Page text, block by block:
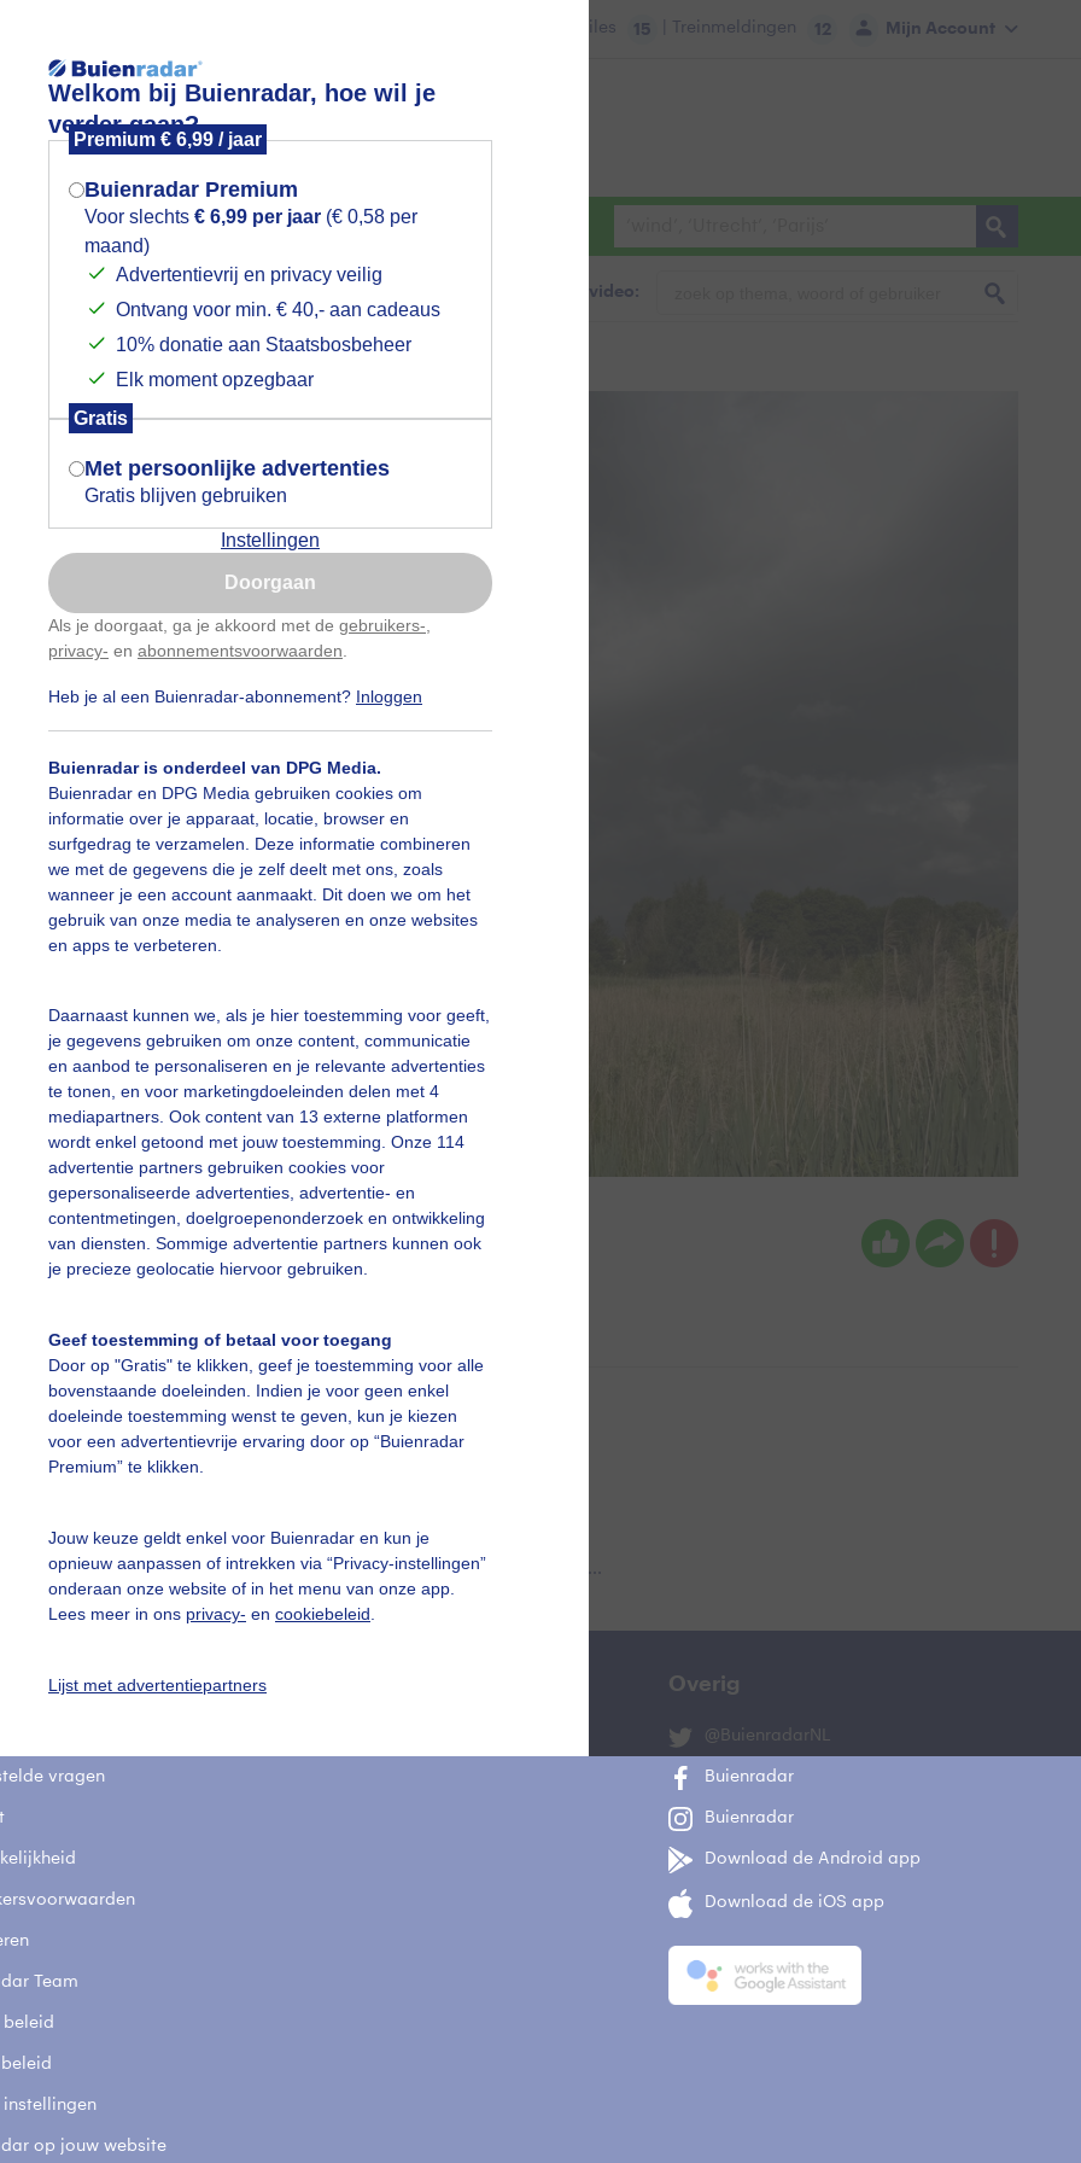
Welkom bij Buienradar, hoe wil je
verder gaan?
Premium € 6,99 / jaar
Buienradar Premium
Voor slechts € 6,99 per jaar (€ 0,58 per
maand)
Advertentievrij en privacy veilig
Ontvang voor min. € 40,- aan cadeaus
10% donatie aan Staatsbosbeheer
Elk moment opzegbaar
Gratis
Met persoonlijke advertenties
Gratis blijven gebruiken
Instellingen
Doorgaan
Als je doorgaat, ga je akkoord met de gebruikers-
privacy- en abonnementsvoorwaarden
Heb je al een Buienradar-abonnement? Inloggen
Buienradar is onderdeel van DPG Media.
Buienradar en DPG Media gebruiken cookies om
informatie over je apparaat, locatie, browser en
surfgedrag te verzamelen. Deze informatie combineren
we met de gegevens die je zelf deelt met ons, zoals
wanneer je een account aanmaakt. Dit doen we om het
gebruik van onze media te analyseren en onze websites
en apps te verbeteren.
Daarnaast kunnen we, als je hier toestemming voor geeft,
je gegevens gebruiken om onze content, communicatie
en aanbod te personaliseren en je relevante advertenties
te tonen, en voor marketingdoeleinden delen met 4
mediapartners. Ook content van 13 externe platformen
wordt enkel getoond met jouw toestemming. Onze 114
advertentie partners gebruiken cookies voor
gepersonaliseerde advertenties, advertentie- en
contentmetingen, doelgroepenonderzoek en ontwikkeling
van diensten. Sommige advertentie partners kunnen ook
je precieze geolocatie hiervoor gebruiken.
Geef toestemming of betaal voor toegang
Door op "Gratis" te klikken, geef je toestemming voor alle
bovenstaande doeleinden. Indien je voor geen enkel
doeleinde toestemming wenst te geven, kun je kiezen
voor een advertentievrije ervaring door op “Buienradar
Premium” te klikken.
Jouw keuze geldt enkel voor Buienradar en kun je
opnieuw aanpassen of intrekken via “Privacy-instellingen”
onderaan onze website of in het menu van onze app.
Lees meer in ons privacy- en cookiebeleid
Lijst met advertentiepartners
Mijn Account
Files 15 | Treinmeldingen 12
Foto en video Weerzine
Zoeken in foto & video:
wolkenlucht Wolkenlucht Donkere wolken Wolken
Sandra Romijn Gemaakt: 13-06-2026, 29x bekeken
slideshow
Een moment geduld aub...
vragen
Team
beleid
instellingen
op jouw website
Overig
@BuienradarNL
Buienradar
Buienradar
Download de Android app
Download de iOS app
Mogen we je locatie gebruiken voor
het weer?
Indien je hier nog geen akkoord op hebt
gegeven, verschijnt er zo een pop-up uit
je browser waarin deze toestemming
gevraagd wordt.
Is goed, toon de popup
Nu niet, misschien later
Gebruik je Safari en wil je niet elke dag deze pop-up
Klikhierom dit aan te passen